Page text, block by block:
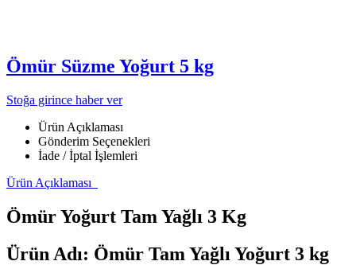
Ömür Süzme Yoğurt 5 kg
Stoğa girince haber ver
Ürün Açıklaması
Gönderim Seçenekleri
İade / İptal İşlemleri
Ürün Açıklaması
Ömür Yoğurt Tam Yağlı 3 Kg
Ürün Adı: Ömür Tam Yağlı Yoğurt 3 kg